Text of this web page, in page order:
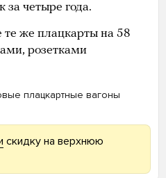
за четыре года.
же плацкарты на 58
розетками
плацкартные вагоны
скидку на верхнюю